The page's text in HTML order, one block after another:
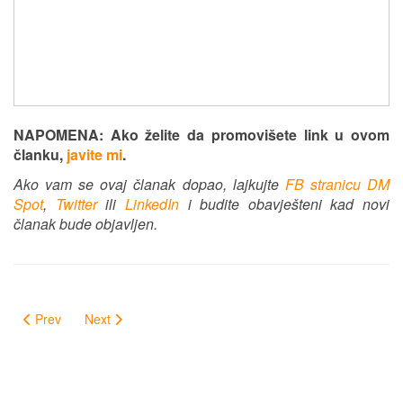
NAPOMENA: Ako želite da promovišete link u ovom
članku, javite mi.
Ako vam se ovaj članak dopao, lajkujte FB stranicu DM
Spot, Twitterili LinkedIni budite obavješteni kad novi
članak bude objavljen.
Prev Next